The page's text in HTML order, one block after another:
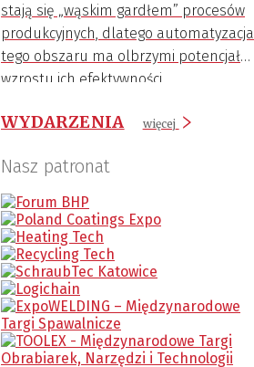
stają się „wąskim gardłem” procesów
produkcyjnych, dlatego automatyzacja
tego obszaru ma olbrzymi potencjał
wzrostu ich efektywności.
WYDARZENIA więcej
Nasz patronat